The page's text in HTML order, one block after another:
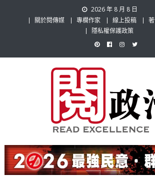
2026 年 8 月 8 日
關於閱傳媒
專欄作家 線上投稿
隱私權保護政策
閱政治 Read Gov
題，也要專業評論，閱政治與多元的政治評論家
讓讀者有最多元和專業的選